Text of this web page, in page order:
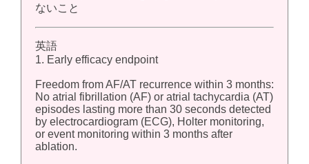
ないこと
英語
1. Early efficacy endpoint
Freedom from AF/AT recurrence within 3 months:
No atrial fibrillation (AF) or atrial tachycardia (AT)
episodes lasting more than 30 seconds detected
by electrocardiogram (ECG), Holter monitoring,
or event monitoring within 3 months after
ablation.